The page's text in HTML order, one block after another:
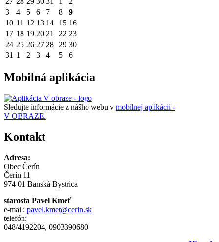
3
4 5 6 7 8
9
10 11 12 13 14 15 16
17 18 19 20 21 22 23
24 25 26 27 28 29 30
31 1 2 3 4 5 6
Mobilná aplikácia
Sledujte informácie z nášho webu v mobilnej aplikácii -
V OBRAZE.
Kontakt
Adresa:
Obec Čerín
Čerín 11
974 01 Banská Bystrica
starosta Pavel Kmeť
e-mail: pavel.kmet@cerin.sk
telefón:
048/4192204, 0903390680